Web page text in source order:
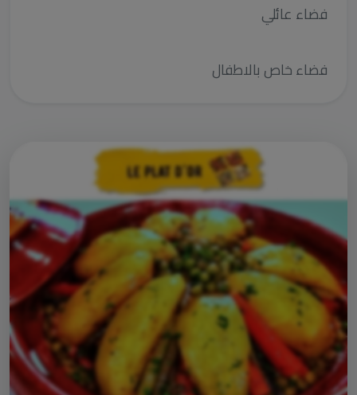
فضاء عائلي
فضاء خاص بالاطفال